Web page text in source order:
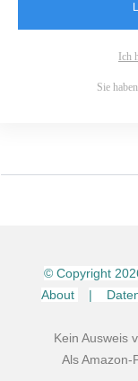
Ich
Sie
© Copyright
About
|
Kein Ausweis
Als Amazon-